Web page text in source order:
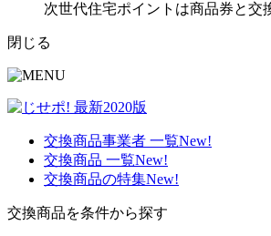
次世代住宅ポイントは商品券と交
閉じる
交換商品事業者 一覧New!
交換商品 一覧New!
交換商品の特集New!
交換商品を条件から探す